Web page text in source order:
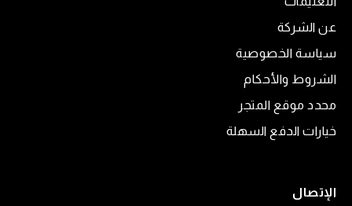
عن الشركة
سياسة الخصوصية
الشروط والأحكام
محدد موقع المتجر
خيارات الدفع السهلة
الإتصال